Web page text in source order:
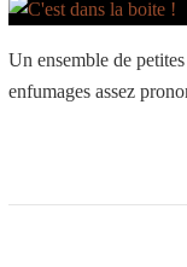
Un ensemble de
enfumages assez